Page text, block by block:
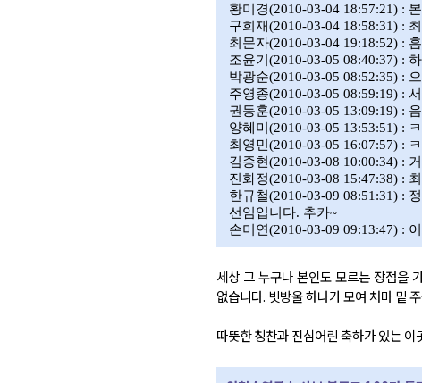
황미경(2010-03-04 18:57:21) :
구희재(2010-03-04 18:58:31) :
최문자(2010-03-04 19:18:52) : 흠
조윤기 (2010-03-05 08:40:37) :
박광순(2010-03-05 08:52:35) :
주영종(2010-03-05 08:59:19) :
권동훈(2010-03-05 13:09:19) : 음
양혜미 (2010-03-05 13:53:51) :
최영민 (2010-03-05 16:07:57) :
김종현(2010-03-08 10:00:34) :
진화정(2010-03-08 15:47:38) :
한규철(2010-03-09 08:51:31) :
선임입니다. 추카~
손미연(2010-03-09 09:13:47) :
세상 그 누구나 본인도 모르는 장점을
없습니다. 빗방울 하나가 모여 처마 밑
따뜻한 칭찬과 진심어린 축하가 있는